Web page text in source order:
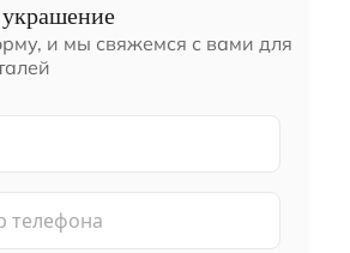
украшение
и мы свяжемся с вами для